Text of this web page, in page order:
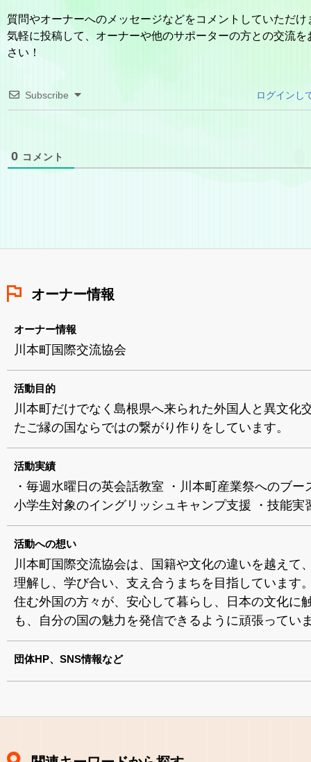
質問やオーナーへのメッセージなどをコメントしていただけ
気軽に投稿して、オーナーや他のサポーターの方との交流を
さい！
Subscribe ログインし
0 コメント
オーナー情報
オーナー情報
川本町国際交流協会
活動目的
川本町だけでなく島根県へ来られた外国人と異文化
たご縁の国ならではの繋がり作りをしています。
活動実績
・毎週水曜日の英会話教室 ・川本町産業祭へのブー
小学生対象のイングリッシュキャンプ支援 ・技能実
活動への想い
川本町国際交流協会は、国籍や文化の違いを越えて
理解し、学び合い、支え合うまちを目指しています
住む外国の方々が、安心して暮らし、日本の文化に
も、自分の国の魅力を発信できるように頑張ってい
団体HP、SNS情報など